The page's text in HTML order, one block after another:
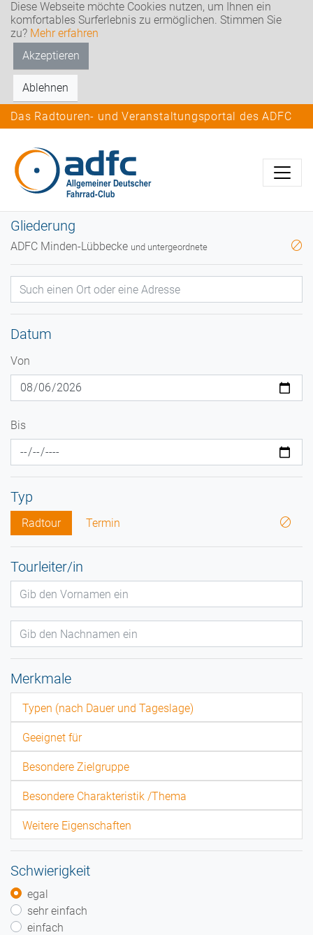
Diese Webseite möchte Cookies nutzen, um Ihnen ein
komfortables Surferlebnis zu ermöglichen. Stimmen Sie
zu? Mehr erfahren
Akzeptieren
Ablehnen
Das Radtouren- und Veranstaltungsportal des ADFC
Gliederung
ADFC Minden-Lübbecke und untergeordnete
Datum
Von
Bis
Typ
Radtour Termin
Tourleiter/in
Merkmale
Typen (nach Dauer und Tageslage)
Geeignet für
Besondere Zielgruppe
Besondere Charakteristik /Thema
Weitere Eigenschaften
Schwierigkeit
egal
sehr einfach
einfach